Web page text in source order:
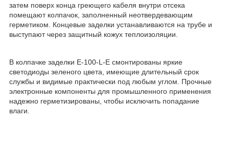
затем поверх конца греющего кабеля внутри отсека
помещают колпачок, заполненный неотвердевающим
герметиком. Концевые заделки устанавливаются на трубе и
выступают через защитный кожух теплоизоляции.
В колпачке заделки Е-100-L-E смонтированы яркие
светодиоды зеленого цвета, имеющие длительный срок
службы и видимые практически под любым углом. Прочные
электронные компоненты для промышленного применения
надежно герметизированы, чтобы исключить попадание
влаги.